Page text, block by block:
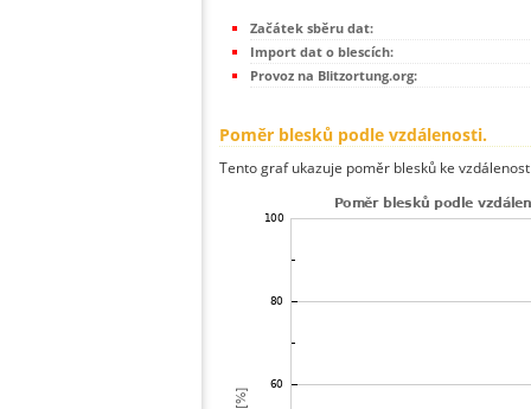
Začátek sběru dat:
Import dat o blescích:
Provoz na Blitzortung.org:
Poměr blesků podle vzdálenosti.
Tento graf ukazuje poměr blesků ke